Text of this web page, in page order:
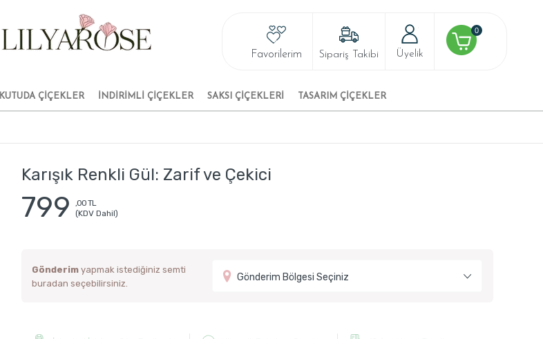
Favorilerim Sipariş Takibi Üyelik
0
KUTUDA ÇİÇEKLER İNDİRİMLİ ÇİÇEKLER SAKSI ÇİÇEKLERİ TASARIM ÇIÇEKLER
Karışık Renkli Gül: Zarif ve Çekici
799
,00 TL
(KDV Dahil)
Gönderimyapmak istediğiniz semti
buradan seçebilirsiniz.
Gönderim Bölgesi Seçiniz